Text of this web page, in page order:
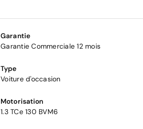
Garantie
Garantie Commerciale 12 mois
Type
Voiture d'occasion
Motorisation
1.3 TCe 130 BVM6